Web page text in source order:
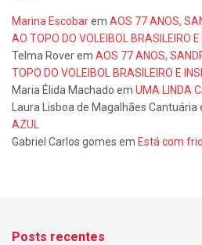
Marina Escobarem AOS 77 ANOS,
AO TOPO DO VOLEIBOL BRASILEIRO
Telma Roverem AOS 77 ANOS,
TOPO DO VOLEIBOL BRASILEIRO E
Maria Élida Machado em UMA LINDA
Laura Lisboa de Magalhães Cantuária
AZUL
Gabriel Carlos gomes em Está com
Posts recentes